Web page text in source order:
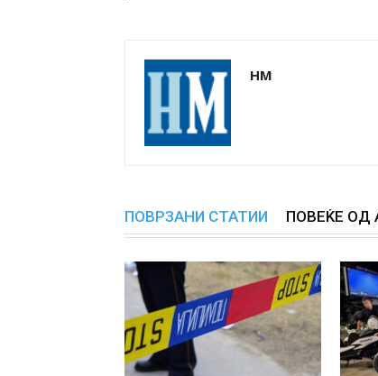
НМ
ПОВРЗАНИ СТАТИИ ПОВЕЌЕ ОД